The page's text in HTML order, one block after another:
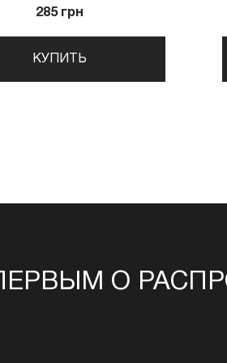
285 грн
КУПИТЬ
О